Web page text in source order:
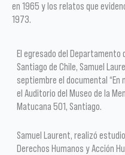
en 1965 y los relatos que
1973.
El egresado del Departamento
Santiago de Chile, Samuel
septiembre el documental “En
el Auditorio del Museo de la
Matucana 501, Santiago.
Samuel Laurent, realizó
Derechos Humanos y Acción